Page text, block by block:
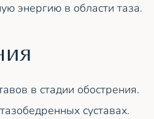
энергию в области таза.
в стадии обострения.
суставах.